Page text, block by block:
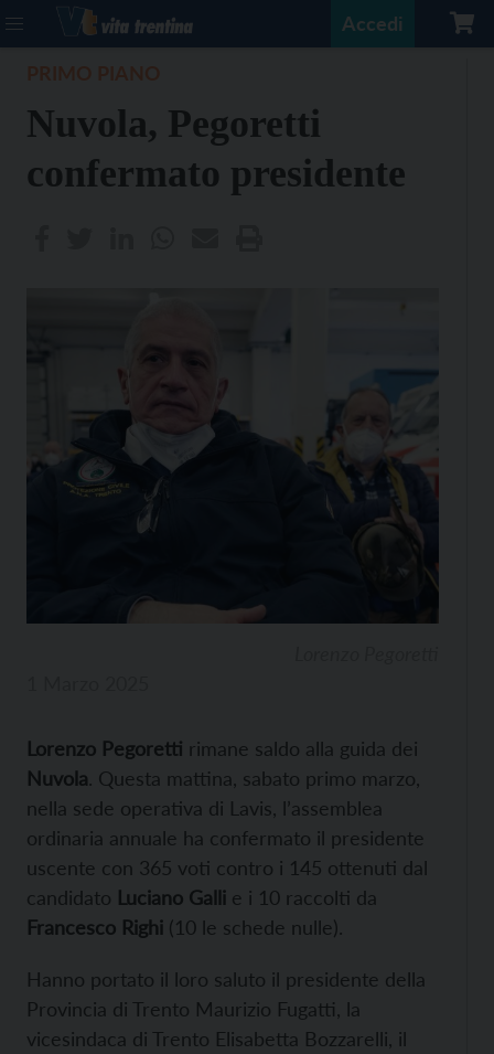
Accedi
Nuvola, Pegoretti
confermato presidente
Lorenzo Pegoretti rimane saldo alla guida dei
Nuvola. Questa mattina, sabato primo marzo,
nella sede operativa di Lavis, l’assemblea
ordinaria annuale ha confermato il presidente
uscente con 365 voti contro i 145 ottenuti dal
candidato Luciano Galli e i 10 raccolti da
Francesco Righi (10 le schede nulle).
Hanno portato il loro saluto il presidente della
Provincia di Trento Maurizio Fugatti, la
vicesindaca di Trento Elisabetta Bozzarelli, il